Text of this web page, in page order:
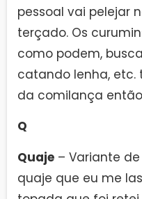
pessoal vai pelejar
terçado. Os
como podem,
catando lenha, etc.
da comilança
Q
Quaje – Variante de
quaje que eu me